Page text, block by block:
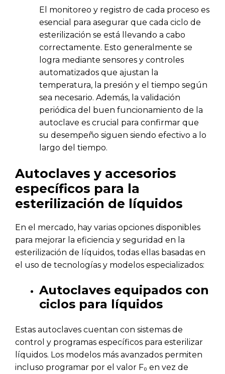
El monitoreo y registro de cada proceso es
esencial para asegurar que cada ciclo de
esterilización se está llevando a cabo
correctamente. Esto generalmente se
logra mediante sensores y controles
automatizados que ajustan la
temperatura, la presión y el tiempo según
sea necesario. Además, la validación
periódica del buen funcionamiento de la
autoclave es crucial para confirmar que
su desempeño siguen siendo efectivo a lo
largo del tiempo.
Autoclaves y accesorios
específicos para la
esterilización de líquidos
En el mercado, hay varias opciones disponibles
para mejorar la eficiencia y seguridad en la
esterilización de líquidos, todas ellas basadas en
el uso de tecnologías y modelos especializados:
Autoclaves equipados con
ciclos para líquidos
Estas autoclaves cuentan con sistemas de
control y programas específicos para esterilizar
líquidos. Los modelos más avanzados permiten
incluso programar por el valor F₀ en vez de